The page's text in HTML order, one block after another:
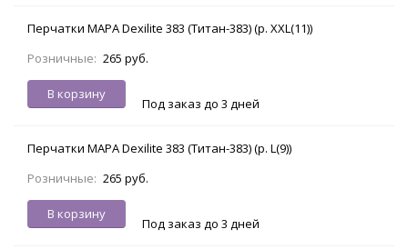
Перчатки МАРА Dexilite 383 (Титан-383) (р. XXL(11))
Розничные: 265 руб.
В корзину
Под заказ до 3 дней
Перчатки МАРА Dexilite 383 (Титан-383) (р. L(9))
Розничные: 265 руб.
В корзину
Под заказ до 3 дней